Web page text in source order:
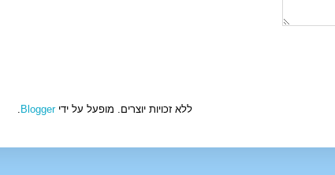
ללא זכויות יוצרים. מופעל על ידיBlogger